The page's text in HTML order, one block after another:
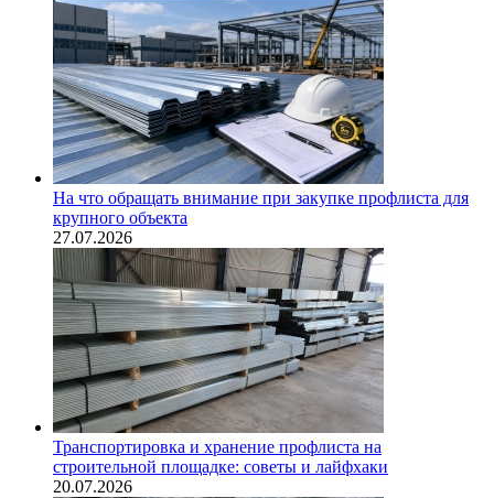
На что обращать внимание при закупке профлиста для
крупного объекта
27.07.2026
Транспортировка и хранение профлиста на
строительной площадке: советы и лайфхаки
20.07.2026